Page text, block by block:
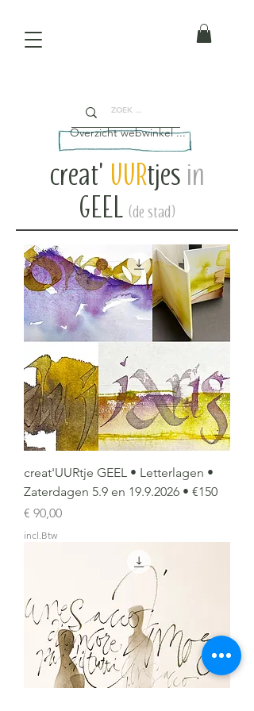
Overzicht webwinkel ...
creat' UURtjes in
GEEL (de stad)
creat'UURtje GEEL • Letterlagen •
Zaterdagen 5.9 en 19.9.2026 • €150
Prijs
€ 90,00
incl.Btw